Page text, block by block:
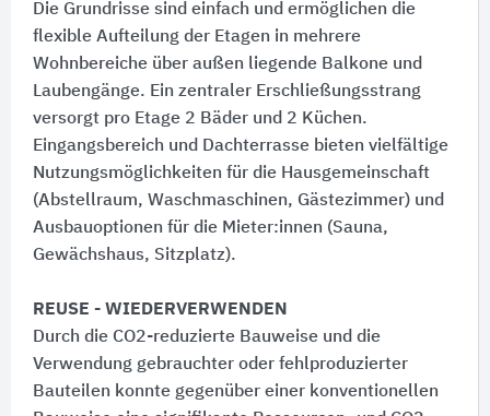
Die Grundrisse sind einfach und ermöglichen die
flexible Aufteilung der Etagen in mehrere
Wohnbereiche über außen liegende Balkone und
Laubengänge. Ein zentraler Erschließungsstrang
versorgt pro Etage 2 Bäder und 2 Küchen.
Eingangsbereich und Dachterrasse bieten vielfältige
Nutzungsmöglichkeiten für die Hausgemeinschaft
(Abstellraum, Waschmaschinen, Gästezimmer) und
Ausbauoptionen für die Mieter:​innen (Sauna,
Gewächshaus, Sitzplatz).
REUSE - WIEDERVERWENDEN
Durch die CO2-reduzierte Bauweise und die
Verwendung gebrauchter oder fehlproduzierter
Bauteilen konnte gegenüber einer konventionellen